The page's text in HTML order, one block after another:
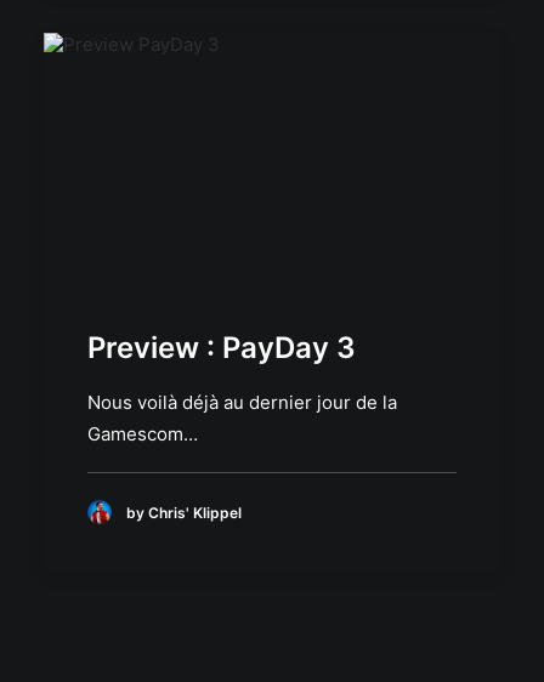
Preview : PayDay 3
Nous voilà déjà au dernier jour de la
Gamescom…
by Chris' Klippel